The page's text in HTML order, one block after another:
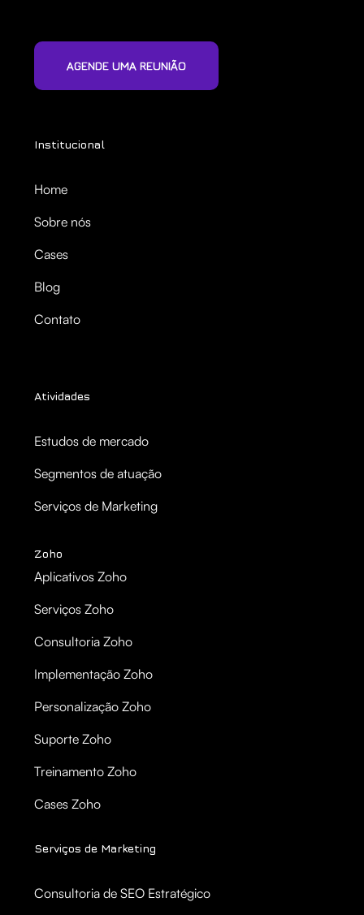
AGENDE UMA REUNIÃO
Institucional
Home
Sobre nós
Cases
Blog
Contato
Atividades
Estudos de mercado
Segmentos de atuação
Serviços de Marketing
Zoho
Aplicativos Zoho
Serviços Zoho
Consultoria Zoho
Implementação Zoho
Personalização Zoho
Suporte Zoho
Treinamento Zoho
Cases Zoho
Serviços de Marketing
Consultoria de SEO Estratégico